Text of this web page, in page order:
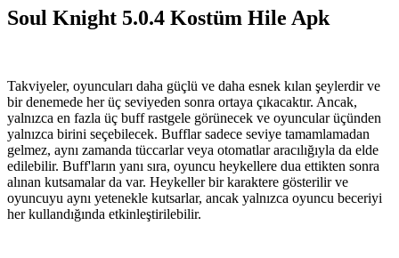
Soul Knight 5.0.4 Kostüm Hile Apk
Takviyeler, oyuncuları daha güçlü ve daha esnek kılan şeylerdir ve
bir denemede her üç seviyeden sonra ortaya çıkacaktır. Ancak,
yalnızca en fazla üç buff rastgele görünecek ve oyuncular üçünden
yalnızca birini seçebilecek. Bufflar sadece seviye tamamlamadan
gelmez, aynı zamanda tüccarlar veya otomatlar aracılığıyla da elde
edilebilir. Buff'ların yanı sıra, oyuncu heykellere dua ettikten sonra
alınan kutsamalar da var. Heykeller bir karaktere gösterilir ve
oyuncuyu aynı yetenekle kutsarlar, ancak yalnızca oyuncu beceriyi
her kullandığında etkinleştirilebilir.